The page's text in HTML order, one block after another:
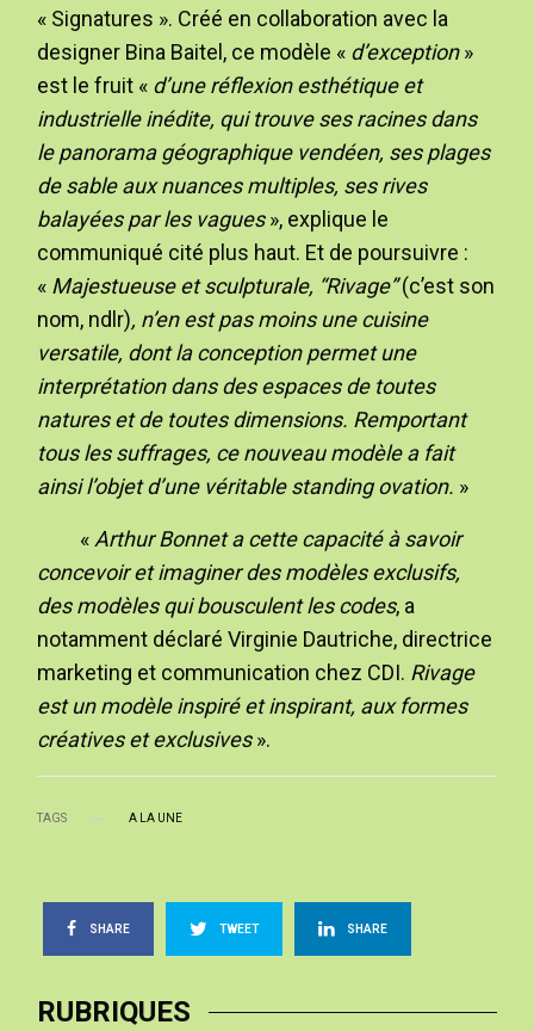
« Signatures ». Créé en collaboration avec la
designer Bina Baitel, ce modèle « d’exception»
est le fruit « d’une réflexion esthétique et
industrielle inédite, qui trouve ses racines dans
le panorama géographique vendéen, ses plages
de sable aux nuances multiples, ses rives
balayées par les vagues», explique le
communiqué cité plus haut. Et de poursuivre :
« Majestueuse et sculpturale, “Rivage”(c’est son
nom, ndlr), n’en est pas moins une cuisine
versatile, dont la conception permet une
interprétation dans des espaces de toutes
natures et de toutes dimensions. Remportant
tous les suffrages, ce nouveau modèle a fait
ainsi l’objet d’une véritable standing ovation. »
«Arthur Bonnet a cette capacité à savoir
concevoir et imaginer des modèles exclusifs,
des modèles qui bousculent les codes, a
notamment déclaré Virginie Dautriche, directrice
marketing et communication chez CDI. Rivage
est un modèle inspiré et inspirant, aux formes
créatives et exclusives».
TAGS A LA UNE
SHARE TWEET SHARE
RUBRIQUES